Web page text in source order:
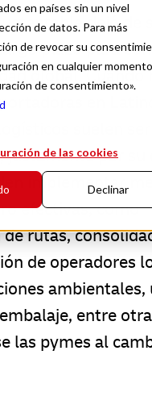
en países sin un nivel
de datos. Para más
de revocar su
en cualquier
de consentimiento».
de las cookies
Declinar
dejó de
plazo para
global. Cuando
en
suelen
justamente por su
implementar
efectivas, como
rutas,
de operadores
ambientales,
entre
las pymes al